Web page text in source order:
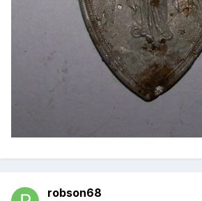
robson68